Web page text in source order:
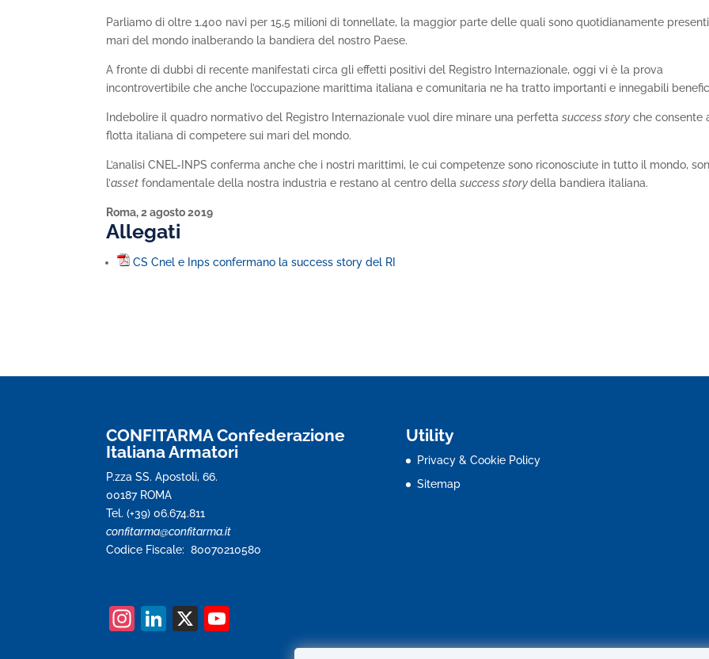
Parliamo di oltre 1.400 navi per 15,5 milioni di tonnellate, la maggior parte delle quali sono quotidianamente
mari del mondo inalberando la bandiera del nostro Paese.
A fronte di dubbi di recente manifestati circa gli effetti positivi del Registro Internazionale, oggi vi è la prova
incontrovertibile che anche l’occupazione marittima italiana e comunitaria ne ha tratto importanti e innegabili
Indebolire il quadro normativo del Registro Internazionale vuol dire minare una perfettasuccess story che consente
flotta italiana di competere sui mari del mondo.
L’analisi CNEL-INPS conferma anche che i nostri marittimi, le cui competenze sono riconosciute in tutto il mondo,
l’asset fondamentale della nostra industria e restano al centro dellasuccess storydella bandiera italiana.
Roma, 2 agosto 2019
Allegati
CS Cnel e Inps confermano la success story del RI
CONFITARMA Confederazione
Italiana Armatori
P.zza SS. Apostoli, 66.
00187 ROMA
Tel. (+39) 06.674.811
confitarma@confitarma.it
Codice Fiscale: 80070210580
In Li X
Utility
Privacy & Cookie Policy
Sitemap